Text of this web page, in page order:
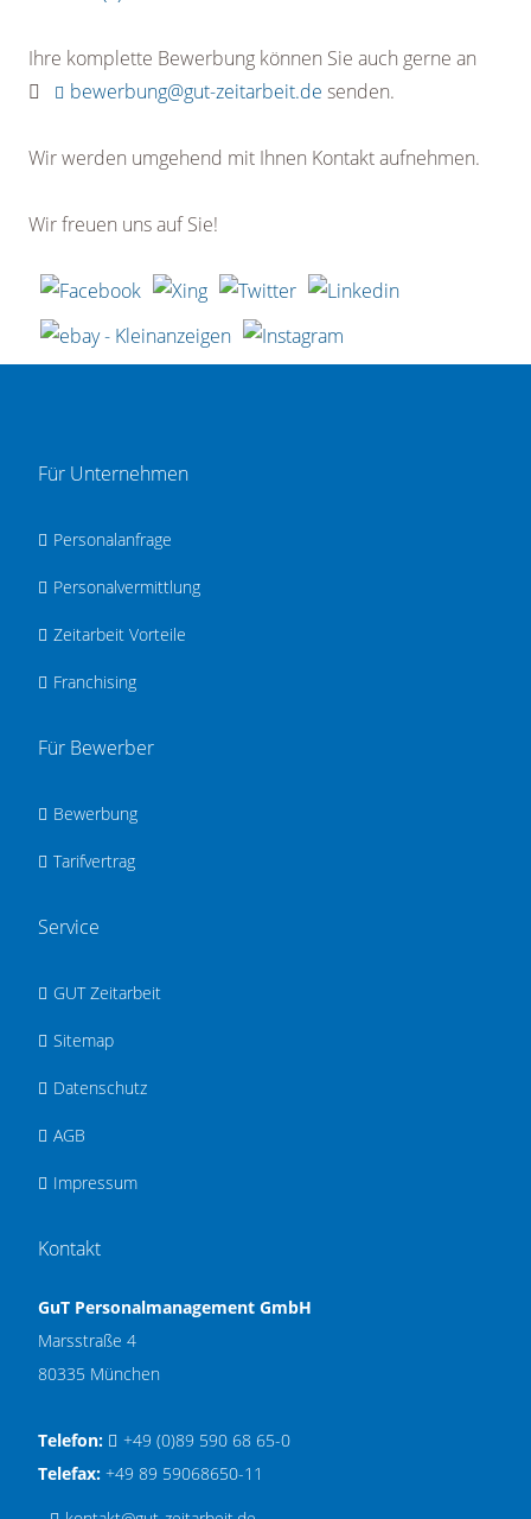
Ihre komplette Bewerbung können Sie auch gerne an
bewerbung@gut-zeitarbeit.de senden.
Wir werden umgehend mit Ihnen Kontakt aufnehmen.
Wir freuen uns auf Sie!
Für Unternehmen
Personalanfrage
Personalvermittlung
Zeitarbeit Vorteile
Franchising
Für Bewerber
Bewerbung
Tarifvertrag
Service
GUT Zeitarbeit
Sitemap
Datenschutz
AGB
Impressum
Kontakt
GuT Personalmanagement GmbH
Marsstraße 4
80335 München
Telefon:
+49 (0)89 590 68 65-0
Telefax: +49 89 59068650-11